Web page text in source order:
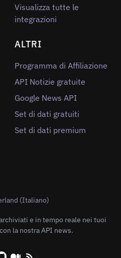
Visualizza tutte le
integrazioni
ALTRI
Programma di Affiliazione
API Notizie gratuite
Google News API
Set di dati gratuiti
Set di dati premium
(Italiano)
e in tempo reale nei tuoi
la nostra API news.